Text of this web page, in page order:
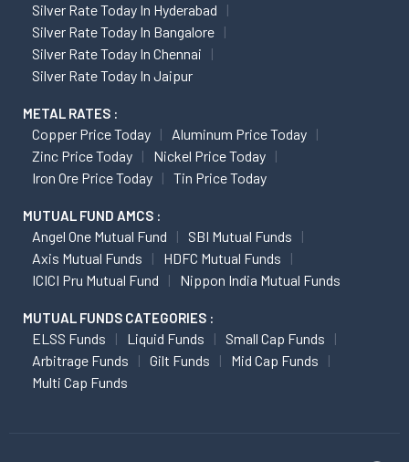
Silver Rate Today In Hyderabad
Silver Rate Today In Bangalore
Silver Rate Today In Chennai
Silver Rate Today In Jaipur
METAL RATES :
Copper Price Today
Aluminum Price Today
Zinc Price Today
Nickel Price Today
Iron Ore Price Today
Tin Price Today
MUTUAL FUND AMCS :
Angel One Mutual Fund
SBI Mutual Funds
Axis Mutual Funds
HDFC Mutual Funds
ICICI Pru Mutual Fund
Nippon India Mutual Funds
MUTUAL FUNDS CATEGORIES :
ELSS Funds Liquid Funds
Small Cap Funds
Arbitrage Funds
Gilt Funds
Mid Cap Funds
Multi Cap Funds